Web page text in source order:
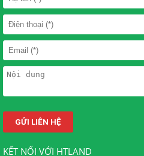
KẾT NỐI VỚI HTLAND